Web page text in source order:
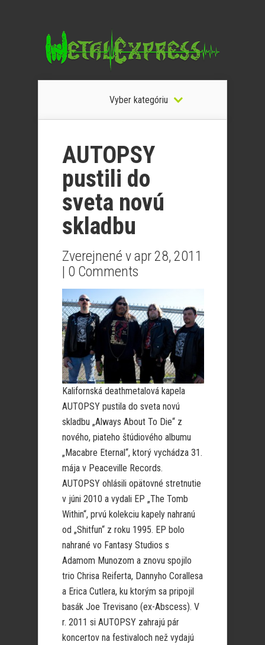
Vyber kategóriu
AUTOPSY
pustili do
sveta novú
skladbu
Zverejnené v apr 28, 2011
| 0 Comments
Kalifornská deathmetalová kapela
AUTOPSY pustila do sveta novú
skladbu „Always About To Die“ z
nového, piateho štúdiového albumu
„Macabre Eternal“, ktorý vychádza 31.
mája v Peaceville Records.
AUTOPSY ohlásili opätovné stretnutie
v júni 2010 a vydali EP „The Tomb
Within“, prvú kolekciu kapely nahranú
od „Shitfun“ z roku 1995. EP bolo
nahrané vo Fantasy Studios s
Adamom Munozom a znovu spojilo
trio Chrisa Reiferta, Dannyho Corallesa
a Erica Cutlera, ku ktorým sa pripojil
basák Joe Trevisano (ex-Abscess). V
r. 2011 si AUTOPSY zahrajú pár
koncertov na festivaloch než vydajú